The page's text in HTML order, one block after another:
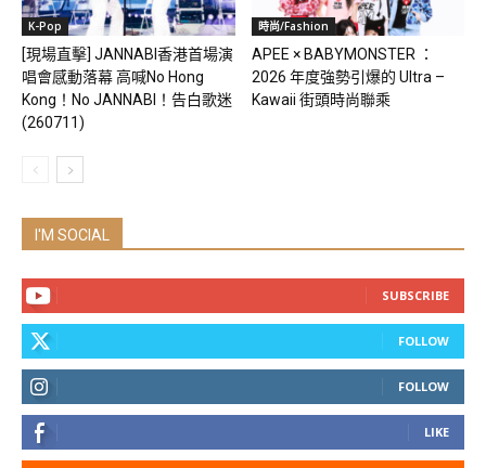
K-Pop
[現場直擊] JANNABI香港首場演
唱會感動落幕 高喊No Hong
Kong！No JANNABI！告白歌迷
(260711)
時尚/Fashion
APEE × BABYMONSTER ：
2026 年度強勢引爆的 Ultra –
Kawaii 街頭時尚聯乘
I'M SOCIAL
SUBSCRIBE
FOLLOW
FOLLOW
LIKE